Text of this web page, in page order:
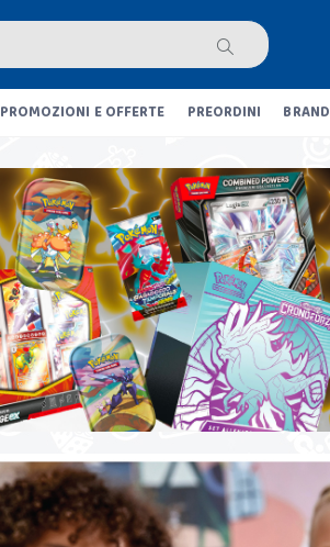
PROMOZIONI E OFFERTE PREORDINI BRAND